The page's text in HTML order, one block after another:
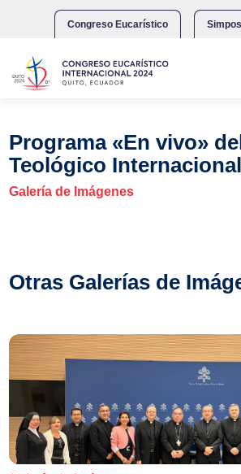
Congreso Eucarístico
Programa «En vivo»
Teológico
Galería de Imágenes
Otras Galerías de